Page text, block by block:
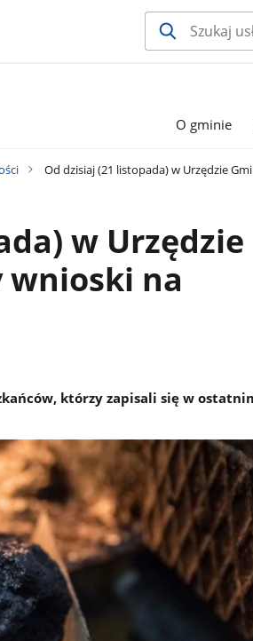
O gminie
Od dzisiaj (21 listopada) w Urzędzie
w Urzędzie
na
którzy zapisali się w